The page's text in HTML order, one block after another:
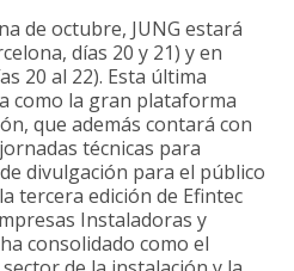
de octubre, JUNG estará
días 20 y 21) y en
20 al 22). Esta última
como la gran plataforma
que además contará con
técnicas para
divulgación para el público
tercera edición de Efintec
Instaladoras y
consolidado como el